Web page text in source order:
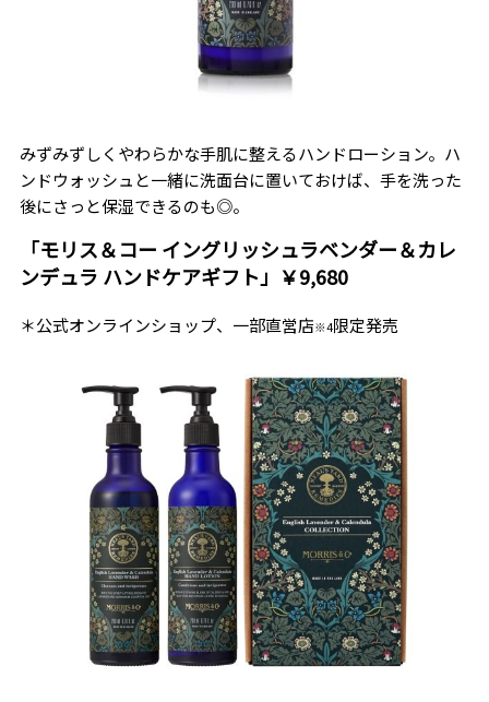
みずみずしくやわらかな手肌に整えるハンドローション。ハ
ンドウォッシュと一緒に洗面台に置いておけば、手を洗った
後にさっと保湿できるのも◎。
「モリス＆コー イングリッシュラベンダー＆カレ
ンデュラ ハンドケアギフト」￥9,680
＊公式オンラインショップ、一部直営店※4限定発売